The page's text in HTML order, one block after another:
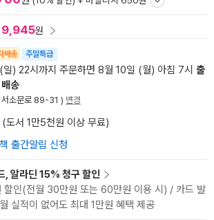
9,945원
배송 주말특급
일) 22시까지 주문하면 8월 10일 (월) 아침 7시 출
송
서소문로 89-31 ) 변경
도서 1만5천원 이상 무료)
출간알림 신청
, 알라딘 15% 청구 할인
할인(전월 30만원 또는 60만원 이용 시) / 카드 발
실적이 없어도 최대 1만원 혜택 제공